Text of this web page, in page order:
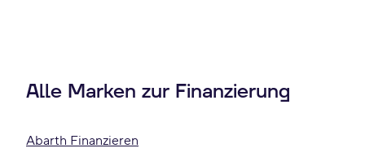
Alle Marken zur Finanzierung
Abarth Finanzieren